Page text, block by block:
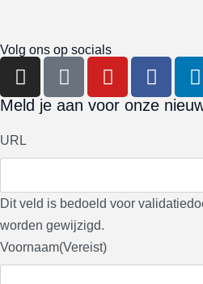
Volg ons op socials
Meld je aan voor onze
URL
Dit veld is bedoeld voor
worden gewijzigd.
Voornaam(Vereist)